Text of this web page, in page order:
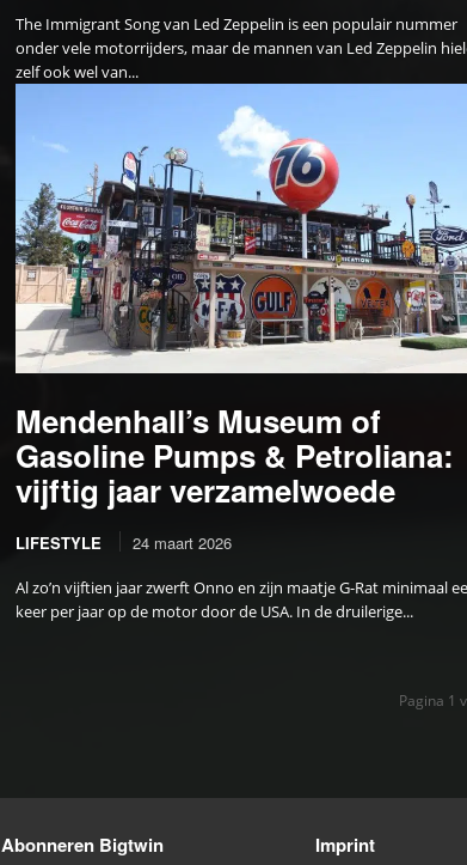
The Immigrant Song van Led Zeppelin is een populair nummer
onder vele motorrijders, maar de mannen van Led Zeppelin
zelf ook wel van...
Mendenhall’s Museum of
Gasoline Pumps & Petroliana:
vijftig jaar verzamelwoede
LIFESTYLE 24 maart 2026
Al zo’n vijftien jaar zwerft Onno en zijn maatje G-Rat minimaal
keer per jaar op de motor door de USA. In de druilerige...
Pagina 1
Abonneren Bigtwin Imprint